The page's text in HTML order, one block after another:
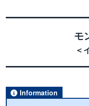
モ
＜
Information